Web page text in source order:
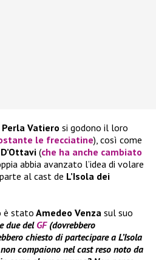
Perla Vatiero si godono il loro
le frecciatine), così come
(che ha anche cambiato
abbia avanzato l’idea di volare
al cast de L’Isola dei
è stato Amedeo Venza sul suo
due del GF(dovrebbero
chiesto di partecipare a L’Isola
compaiono nel cast reso noto da